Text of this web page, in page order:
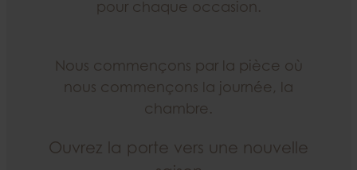
pour chaque occasion.
Nous commençons par la pièce où
nous commençons la journée, la
chambre.
Ouvrez la porte vers une nouvelle